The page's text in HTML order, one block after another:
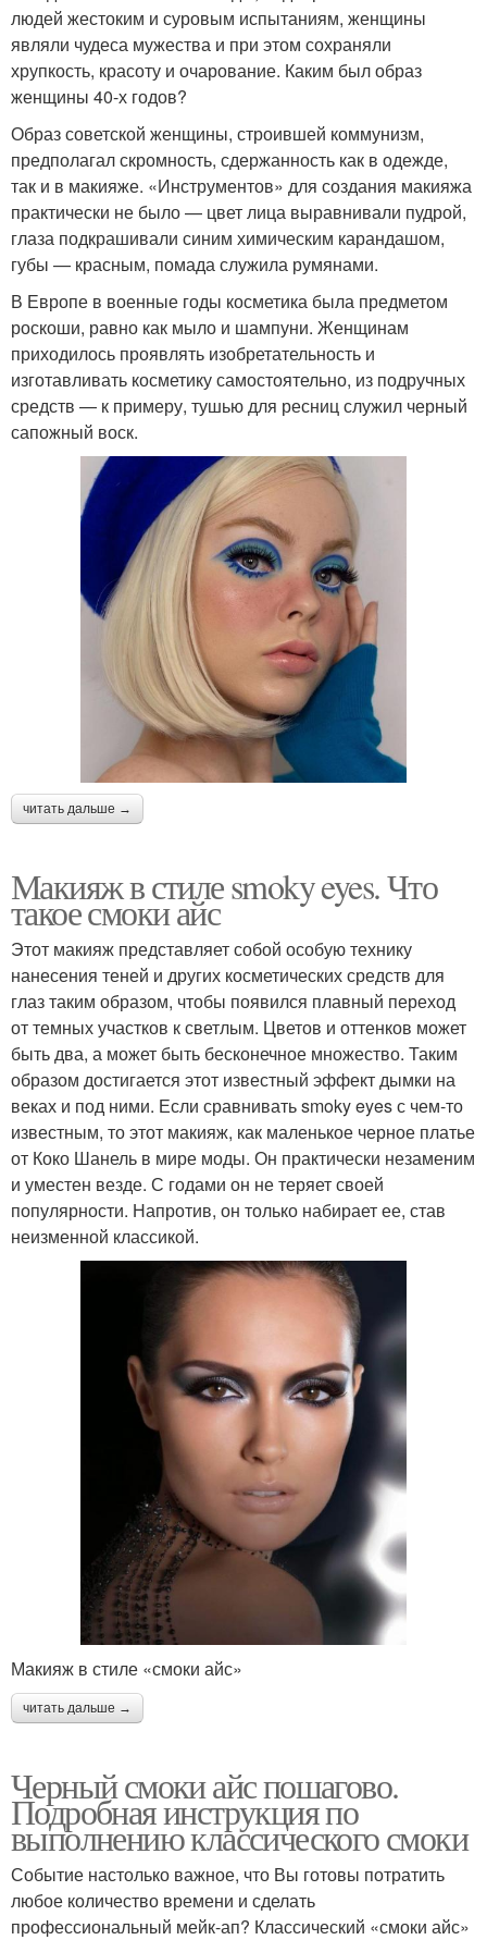
людей жестоким и суровым испытаниям, женщины
являли чудеса мужества и при этом сохраняли
хрупкость, красоту и очарование. Каким был образ
женщины 40-х годов?
Образ советской женщины, строившей коммунизм,
предполагал скромность, сдержанность как в одежде,
так и в макияже. «Инструментов» для создания макияжа
практически не было — цвет лица выравнивали пудрой,
глаза подкрашивали синим химическим карандашом,
губы — красным, помада служила румянами.
В Европе в военные годы косметика была предметом
роскоши, равно как мыло и шампуни. Женщинам
приходилось проявлять изобретательность и
изготавливать косметику самостоятельно, из подручных
средств — к примеру, тушью для ресниц служил черный
сапожный воск.
читать дальше →
Макияж в стиле smoky eyes. Что
такое смоки айс
Этот макияж представляет собой особую технику
нанесения теней и других косметических средств для
глаз таким образом, чтобы появился плавный переход
от темных участков к светлым. Цветов и оттенков может
быть два, а может быть бесконечное множество. Таким
образом достигается этот известный эффект дымки на
веках и под ними. Если сравнивать smoky eyes с чем-то
известным, то этот макияж, как маленькое черное платье
от Коко Шанель в мире моды. Он практически незаменим
и уместен везде. С годами он не теряет своей
популярности. Напротив, он только набирает ее, став
неизменной классикой.
Макияж в стиле «смоки айс»
читать дальше →
Черный смоки айс пошагово.
Подробная инструкция по
выполнению классического смоки
Событие настолько важное, что Вы готовы потратить
любое количество времени и сделать
профессиональный мейк-ап? Классический «смоки айс»